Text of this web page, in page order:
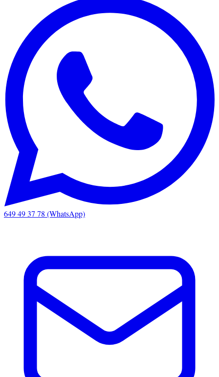
649 49 37 78 (WhatsApp)